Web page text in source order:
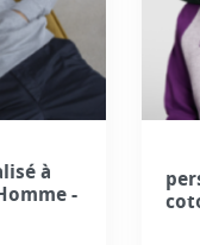
à
-